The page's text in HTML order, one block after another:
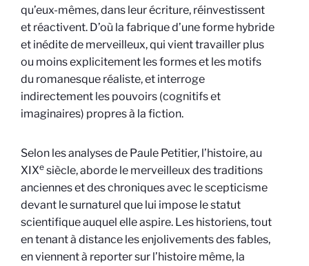
qu’eux-mêmes, dans leur écriture, réinvestissent
et réactivent. D’où la fabrique d’une forme hybride
et inédite de merveilleux, qui vient travailler plus
ou moins explicitement les formes et les motifs
du romanesque réaliste, et interroge
indirectement les pouvoirs (cognitifs et
imaginaires) propres à la fiction.
Selon les analyses de Paule Petitier, l’histoire, au
XIXe siècle, aborde le merveilleux des traditions
anciennes et des chroniques avec le scepticisme
devant le surnaturel que lui impose le statut
scientifique auquel elle aspire. Les historiens, tout
en tenant à distance les enjolivements des fables,
en viennent à reporter sur l’histoire même, la